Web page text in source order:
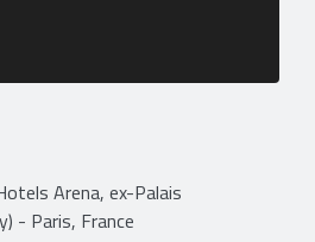
Arena, ex-Palais
- Paris, France